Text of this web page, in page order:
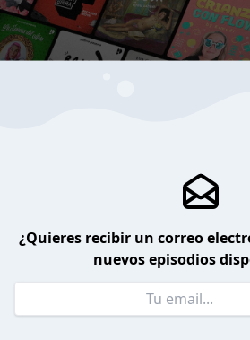
¿Quieres recibir un correo
nuevos episodios